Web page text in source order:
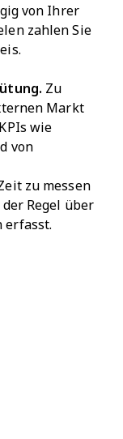
von Ihrer
zahlen Sie
Zu
Markt
wie
von
zu messen
Regel über
erfasst.